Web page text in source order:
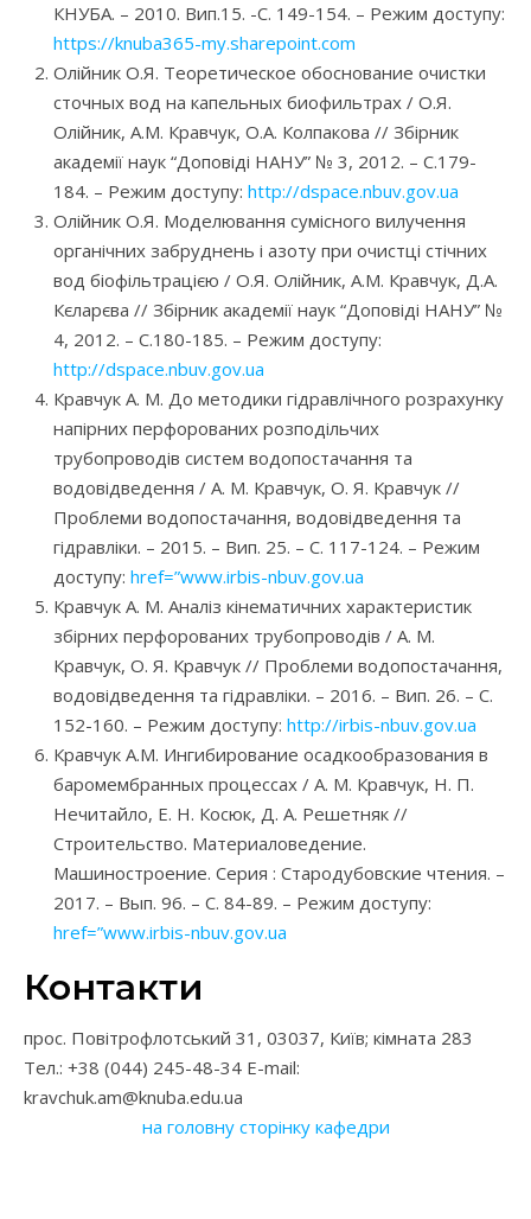
КНУБА. – 2010. Вип.15. -С. 149-154. – Режим доступу:
https://knuba365-my.sharepoint.com
Олійник О.Я. Теоретическое обоснование очистки
сточных вод на капельных биофильтрах / О.Я.
Олійник, А.М. Кравчук, О.А. Колпакова // Збірник
академії наук “Доповіді НАНУ” № 3, 2012. – С.179-
184. – Режим доступу: http://dspace.nbuv.gov.ua
Олійник О.Я. Моделювання сумісного вилучення
органічних забруднень і азоту при очистці стічних
вод біофільтрацією / О.Я. Олійник, А.М. Кравчук, Д.А.
Кєларєва // Збірник академії наук “Доповіді НАНУ” №
4, 2012. – С.180-185. – Режим доступу:
http://dspace.nbuv.gov.ua
Кравчук А. М. До методики гідравлічного розрахунку
напірних перфорованих розподільчих
трубопроводів систем водопостачання та
водовідведення / А. М. Кравчук, О. Я. Кравчук //
Проблеми водопостачання, водовідведення та
гідравліки. – 2015. – Вип. 25. – С. 117-124. – Режим
доступу: href=”www.irbis-nbuv.gov.ua
Кравчук А. М. Аналіз кінематичних характеристик
збірних перфорованих трубопроводів / А. М.
Кравчук, О. Я. Кравчук // Проблеми водопостачання,
водовідведення та гідравліки. – 2016. – Вип. 26. – С.
152-160. – Режим доступу: http://irbis-nbuv.gov.ua
Кравчук А.М. Ингибирование осадкообразования в
баромембранных процессах / А. М. Кравчук, Н. П.
Нечитайло, Е. Н. Косюк, Д. А. Решетняк //
Строительство. Материаловедение.
Машиностроение. Серия : Стародубовские чтения. –
2017. – Вып. 96. – С. 84-89. – Режим доступу:
href=”www.irbis-nbuv.gov.ua
Контакти
прос. Повітрофлотський 31, 03037, Київ; кімната 283
Тел.: +38 (044) 245-48-34 E-mail:
kravchuk.am@knuba.edu.ua
на головну сторінку кафедри